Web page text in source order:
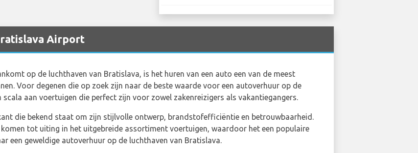
Airport
op de luchthaven van Bratislava, is het huren van een auto een van de meest
Voor degenen die op zoek zijn naar de beste waarde voor een autoverhuur op de
aan voertuigen die perfect zijn voor zowel zakenreizigers als vakantiegangers.
die bekend staat om zijn stijlvolle ontwerp, brandstofefficiëntie en betrouwbaarheid.
komen tot uiting in het uitgebreide assortiment voertuigen, waardoor het een populaire
een geweldige autoverhuur op de luchthaven van Bratislava.